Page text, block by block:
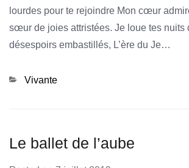
lourdes pour te rejoindre Mon cœur
sœur de joies attristées. Je loue tes nuits
désespoirs embastillés, L’ère du Je…
Categories
Vivante
Le ballet de l’aube